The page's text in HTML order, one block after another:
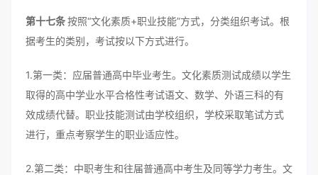
第十七条按照“文化素质+职业技能”方式，分类组织考试。根
据考生的类别，考试按以下方式进行。
1.第一类：应届普通高中毕业考生。文化素质测试成绩以学生
取得的高中学业水平合格性考试语文、数学、外语三科的有
效成绩代替。职业技能测试由学校组织，学校采取笔试方式
进行，重点考察学生的职业适应性。
2.第二类：中职考生和往届普通高中考生及同等学力考生。文